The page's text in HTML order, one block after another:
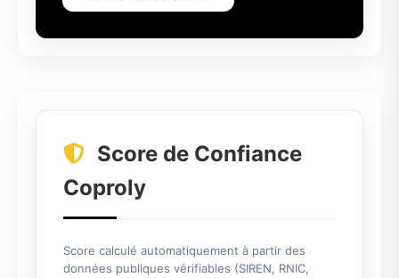
Score de Confiance
Coproly
Score calculé automatiquement à partir des
données publiques vérifiables (SIREN, RNIC,